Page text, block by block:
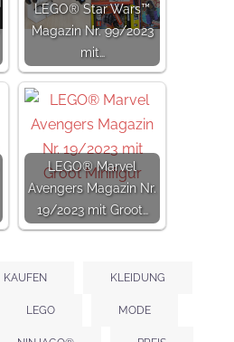
LEGO® Star Wars™
Magazin Nr. 99/2023
mit…
LEGO® Marvel
Avengers Magazin Nr.
19/2023 mit Groot…
KAUFEN KLEIDUNG
LEGO MODE